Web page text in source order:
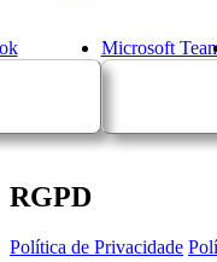
Microsoft
RGPD
Política de Privacidade